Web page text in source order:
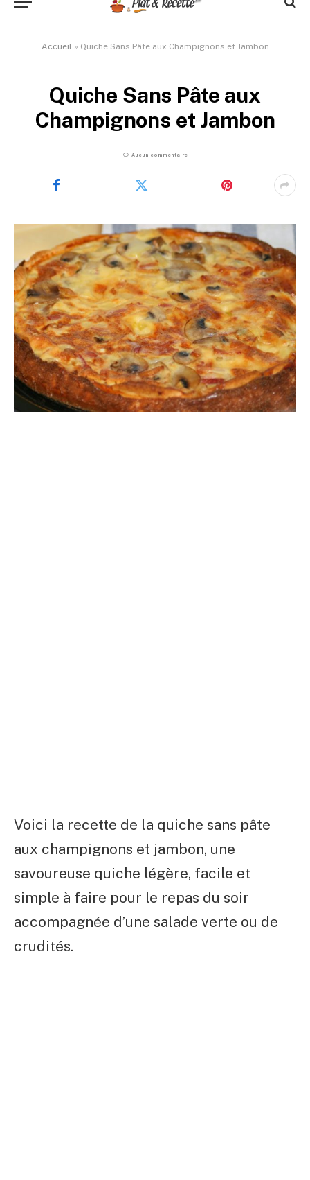
Accueil » Quiche Sans Pâte aux Champignons et Jambon
Quiche Sans Pâte aux
Champignons et Jambon
Aucun commentaire
Voici la recette de la quiche sans pâte
aux champignons et jambon, une
savoureuse quiche légère, facile et
simple à faire pour le repas du soir
accompagnée d’une salade verte ou de
crudités.